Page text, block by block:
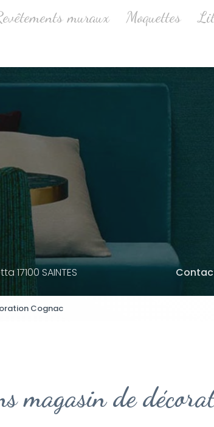
muraux Moquettes
17100 SAINTES
Cognac
magasin de